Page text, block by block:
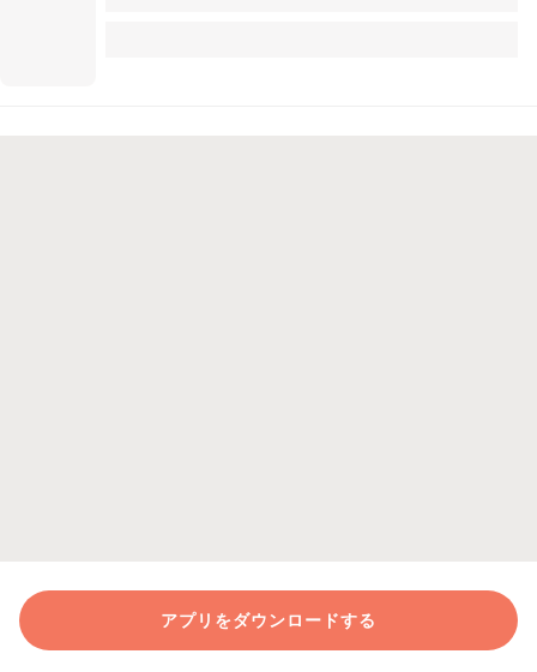
アプリをダウンロードする